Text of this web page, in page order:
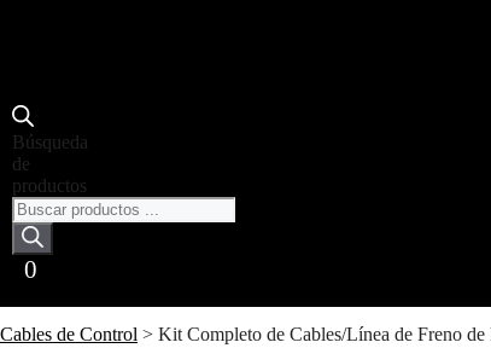
Cables de Control > Kit Completo de Cables/Línea de Freno
Búsqueda
de
productos
0